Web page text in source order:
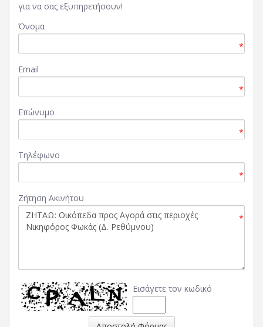
για να σας εξυπηρετήσουν!
Όνομα
*
Email
*
Επώνυμο
*
Τηλέφωνο
*
Ζήτηση Ακινήτου
*
Εισάγετε τον κωδικό